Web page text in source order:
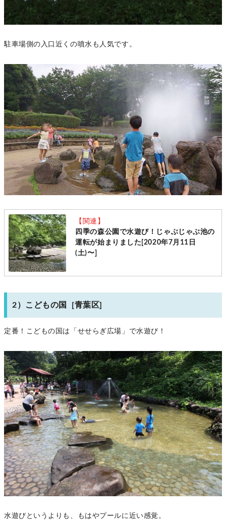
駐車場側の入口近くの噴水も人気です。
【関連】
四季の森公園で水遊び！じゃぶじゃぶ池の
運転が始まりました[2020年7月11日
(土)〜]
2）こどもの国 [青葉区]
定番！こどもの国は「せせらぎ広場」で水遊び！
水遊びというよりも、もはやプールに近い感覚。